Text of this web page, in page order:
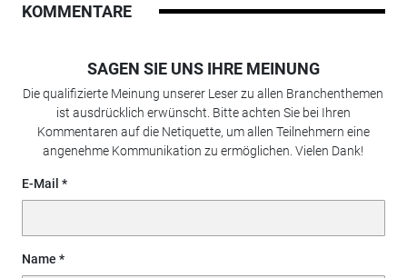
KOMMENTARE
SAGEN SIE UNS IHRE MEINUNG
Die qualifizierte Meinung unserer Leser zu allen Branchenthemen
ist ausdrücklich erwünscht. Bitte achten Sie bei Ihren
Kommentaren auf die Netiquette, um allen Teilnehmern eine
angenehme Kommunikation zu ermöglichen. Vielen Dank!
E-Mail
Name